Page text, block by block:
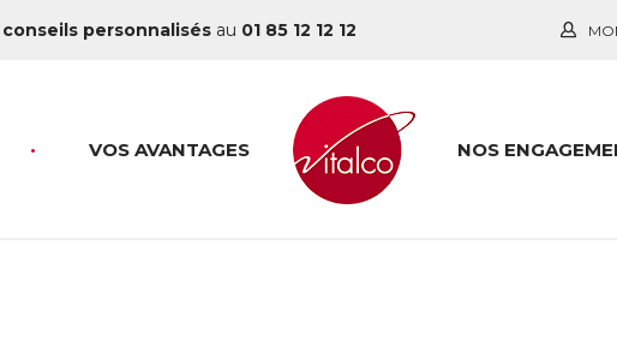
conseils personnalisés au 01 85 12 12 12
VOS AVANTAGES NOS